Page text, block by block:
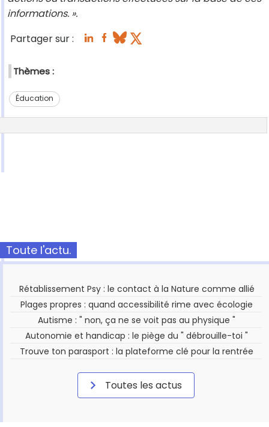
informations. ».
Partager sur :
Thèmes :
Éducation
Toute l'actu.
Rétablissement Psy : le contact à la Nature comme allié
Plages propres : quand accessibilité rime avec écologie
Autisme : " non, ça ne se voit pas au physique "
Autonomie et handicap : le piège du " débrouille-toi "
Trouve ton parasport : la plateforme clé pour la rentrée
Toutes les actus